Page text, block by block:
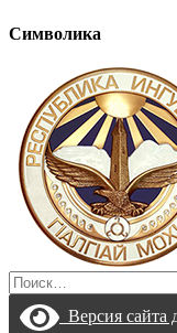
Символика
Найти:
Версия сайта